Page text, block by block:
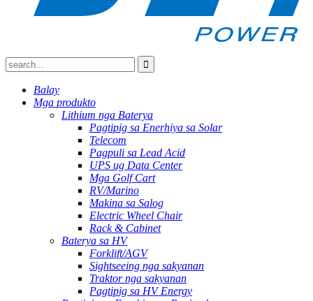
Balay
Mga produkto
Lithium nga Baterya
Pagtipig sa Enerhiya sa Solar
Telecom
Pagpuli sa Lead Acid
UPS ug Data Center
Mga Golf Cart
RV/Marino
Makina sa Salog
Electric Wheel Chair
Rack & Cabinet
Baterya sa HV
Forklift/AGV
Sightseeing nga sakyanan
Traktor nga sakyanan
Pagtipig sa HV Energy